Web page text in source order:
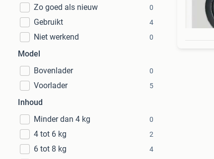
Zo goed als nieuw 0
Gebruikt 4
Niet werkend 0
Model
Bovenlader
0
Voorlader 5
Inhoud
Minder dan 4 kg
0
4 tot 6 kg 2
6 tot 8 kg 4